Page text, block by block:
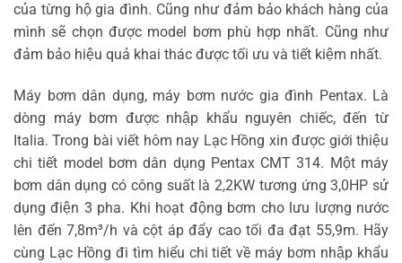
của từng hộ gia đình. Cũng như đảm bảo khách hàng của
mình sẽ chọn được model bơm phù hợp nhất. Cũng như
đảm bảo hiệu quả khai thác được tối ưu và tiết kiệm nhất.
Máy bơm dân dụng, máy bơm nước gia đình Pentax. Là
dòng máy bơm được nhập khẩu nguyên chiếc, đến từ
Italia. Trong bài viết hôm nay Lạc Hồng xin được giới thiệu
chi tiết model bơm dân dụng Pentax CMT 314. Một máy
bơm dân dụng có công suất là 2,2KW tương ứng 3,0HP sử
dụng điện 3 pha. Khi hoạt động bơm cho lưu lượng nước
lên đến 7,8m³/h và cột áp đẩy cao tối đa đạt 55,9m. Hãy
cùng Lạc Hồng đi tìm hiểu chi tiết về máy bơm nhập khẩu